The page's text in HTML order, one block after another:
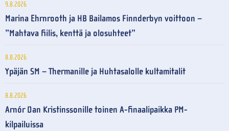
9.8.2026
Marina Ehrnrooth ja HB Bailamos Finnderbyn voittoon –
”Mahtava fiilis, kenttä ja olosuhteet”
8.8.2026
Ypäjän SM – Thermanille ja Huhtasalolle kultamitalit
8.8.2026
Arnór Dan Kristinssonille toinen A-finaalipaikka PM-
kilpailuissa